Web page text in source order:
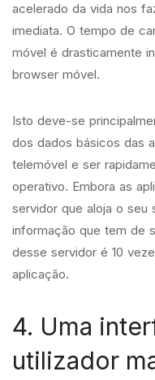
acelerado da vida nos
imediata. O tempo de
móvel é drasticamente
browser móvel.
Isto deve-se
dos dados básicos das
telemóvel e ser
operativo. Embora as
servidor que aloja o seu
informação que tem de
desse servidor é 10
aplicação.
4. Uma
utilizador